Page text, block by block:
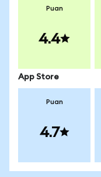
Puan
4.4
App Store
Puan
4.7